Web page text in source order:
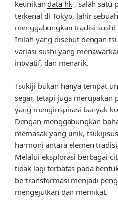
keunikan data hk , salah satu
terkenal di Tokyo, lahir
menggabungkan tradisi sushi
Inilah yang disebut dengan
variasi sushi yang
inovatif, dan menarik.
Tsukiji bukan hanya tempat
segar, tetapi juga merupakan
yang menginspirasi banyak
Dengan menggabungkan
memasak yang unik,
harmoni antara elemen
Melalui eksplorasi berbagai
tidak lagi terbatas pada
bertransformasi menjadi
mengejutkan dan memikat.